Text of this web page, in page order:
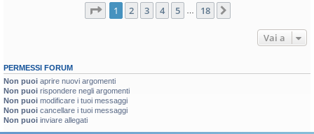
Pagina di 18
1 2 3 4 5 18
Vai a
PERMESSI FORUM
Non puoi aprire nuovi argomenti
Non puoi rispondere negli argomenti
Non puoi modificare i tuoi messaggi
Non puoi cancellare i tuoi messaggi
Non puoi inviare allegati